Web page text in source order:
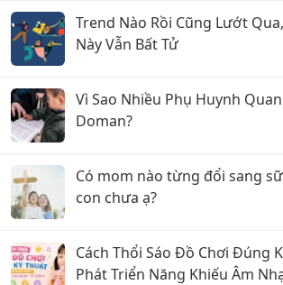
Trend Nào Rồi Cũng Lướt
Này Vẫn Bất Tử
Vì Sao Nhiều Phụ Huynh
Doman?
Có mom nào từng đổi sang
con chưa ạ?
Cách Thổi Sáo Đồ Chơi Đúng
Phát Triển Năng Khiếu Âm